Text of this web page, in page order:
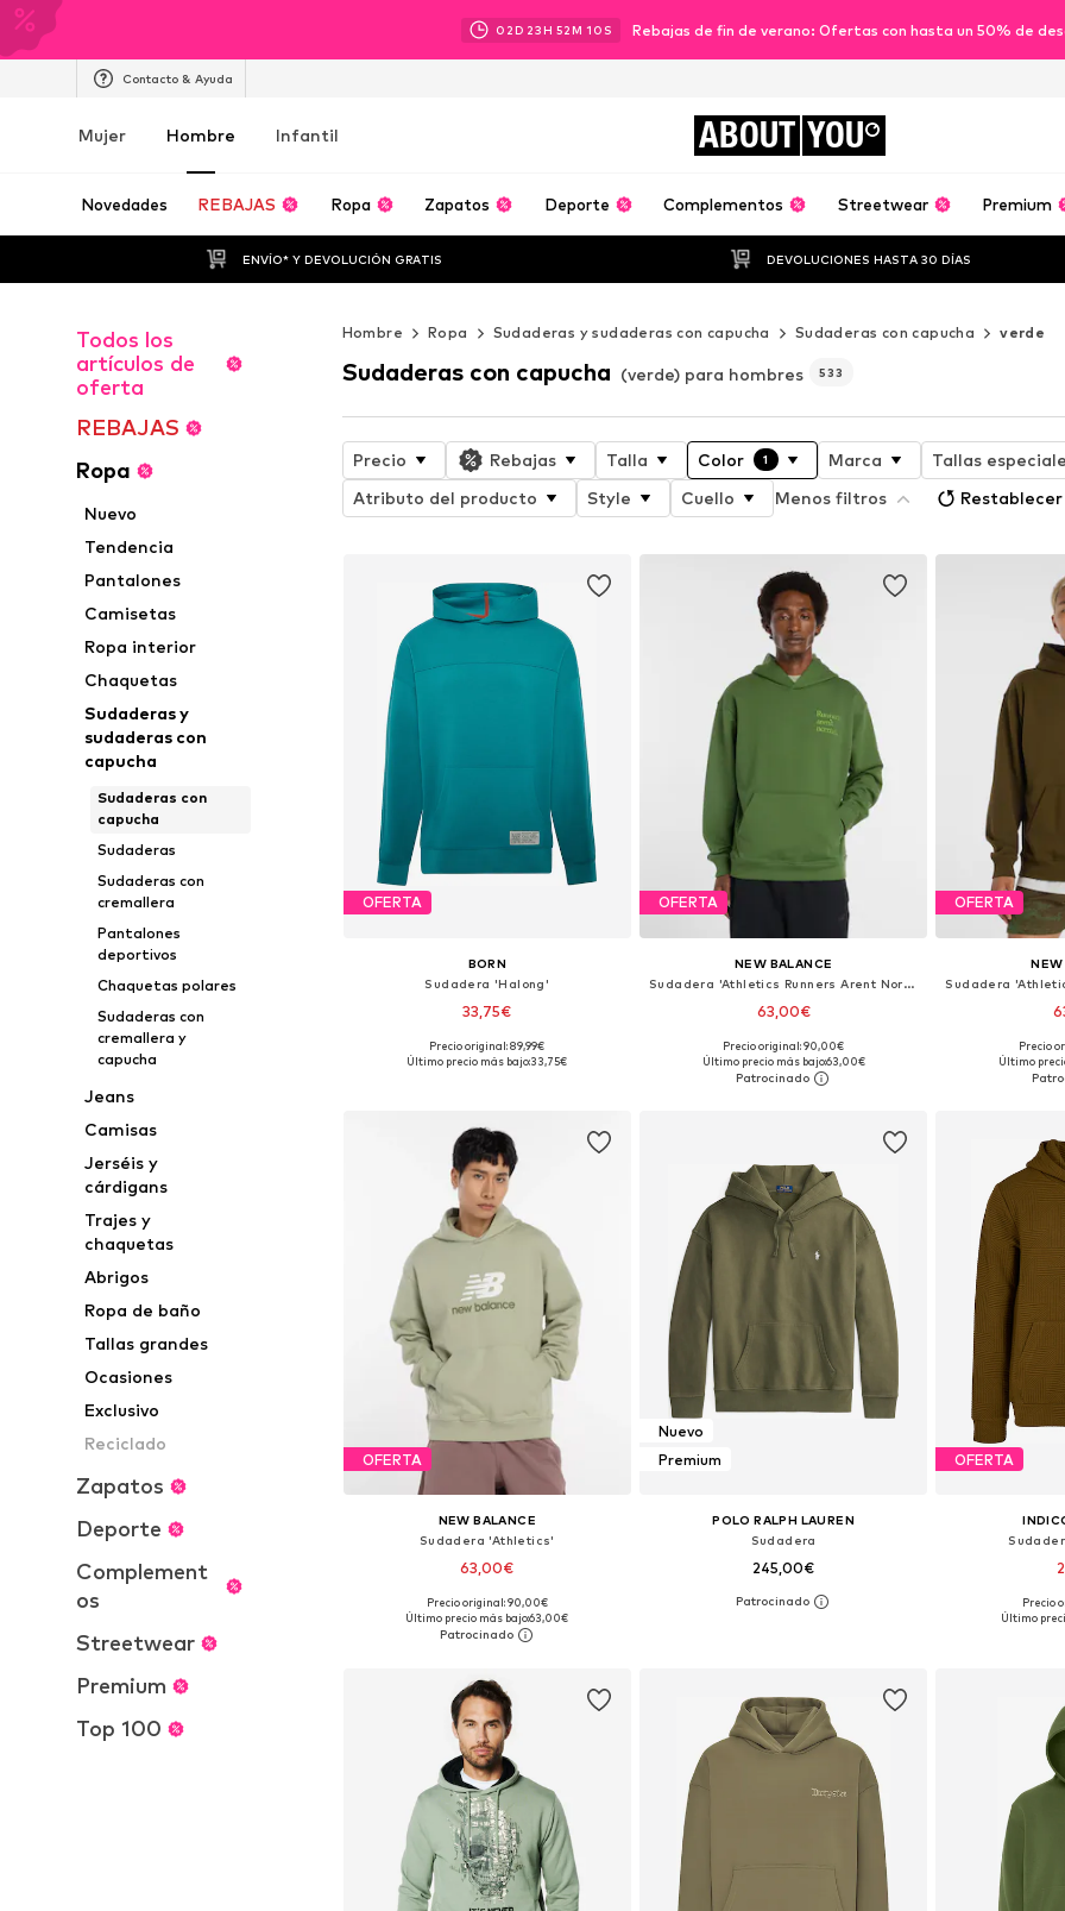
02D 23H 52M 08 S Rebajas de fin de verano: Ofertas con hasta un 50% de
Contacto & Ayuda
Mujer Hombre Infantil ABOUT YOU
Novedades REBAJAS Ropa Zapatos Deporte Complementos Streetwear Premium
ENVÍO* Y DEVOLUCIÓN GRATIS DEVOLUCIONES HASTA 30 DÍAS
Todos los
artículos de
oferta
REBAJAS
Ropa
Nuevo
Tendencia
Pantalones
Camisetas
Ropa interior
Chaquetas
Sudaderas y
sudaderas con
capucha
Sudaderas con
capucha
Sudaderas
Sudaderas con
cremallera
Pantalones
deportivos
Chaquetas polares
Sudaderas con
cremallera y
capucha
Jeans
Camisas
Jerséis y
cárdigans
Trajes y
chaquetas
Abrigos
Ropa de baño
Tallas grandes
Ocasiones
Exclusivo
Reciclado
Zapatos
Deporte
Complement
os
Streetwear
Premium
Top 100
Hombre Ropa Sudaderas y sudaderas con capucha Sudaderas con capucha verde
Sudaderas con capucha (verde) para hombres 533
Precio Rebajas Talla Color 1 Marca Tallas
Atributo del producto
Style Cuello Menos filtros
OFERTA
BORN
Sudadera 'Halong'
33,75€
Tallas disponibles: S, M, L, XL
Precio original: 89,99€
Último precio más bajo:33,75€
OFERTA
NEW BALANCE
Sudadera 'Athletics Runners Arent Normal'
63,00€
Tallas disponibles: XS, S, M, L, XL
Añadir a la cesta
Precio original: 90,00€
Último precio más bajo:63,00€
OFERTA
NEW
Tallas
Precio
Último
OFERTA
NEW BALANCE
Sudadera 'Athletics'
63,00€
Tallas disponibles: XS, S, M, L, XL
Añadir a la cesta
Precio original: 90,00€
Último precio más bajo:63,00€
Nuevo
Premium
POLO RALPH LAUREN
Sudadera
245,00€
Tallas disponibles: S, M, L
OFERTA
Tallas
Precio
Último